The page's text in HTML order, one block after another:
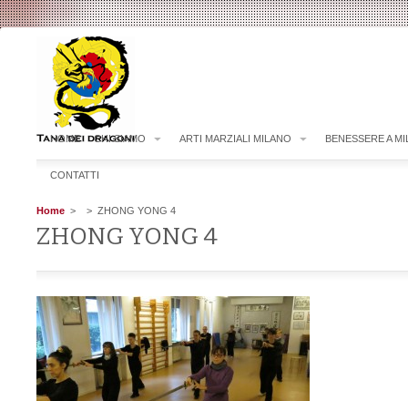
HOME CHI SIAMO ARTI MARZIALI MILANO BENESSERE A
CONTATTI
Home > > ZHONG YONG 4
ZHONG YONG 4